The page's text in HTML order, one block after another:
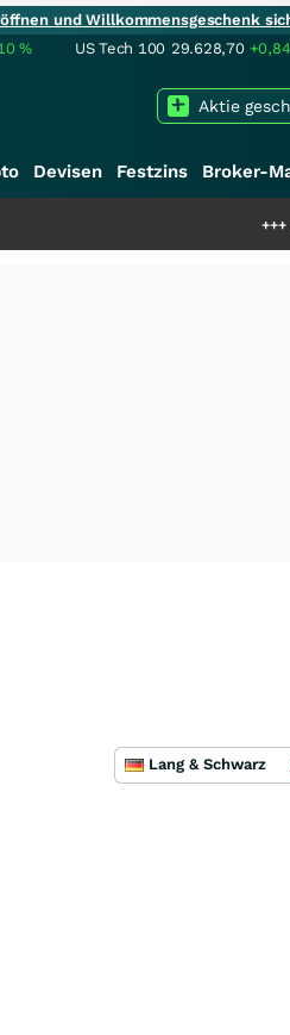
und Willkommensgeschenk
% US Tech 100 29.628,70
Aktie
Devisen Festzins Broker-
Lang & Schwarz